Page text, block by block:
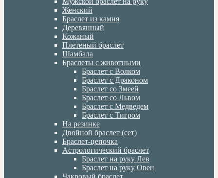
Женский
Браслет из камня
Деревянный
Кожаный
Плетеный браслет
Шамбала
Браслеты с животными
Браслет с Волком
Браслет с Драконом
Браслет со Змеей
Браслет со Львом
Браслет с Медведем
Браслет с Тигром
На резинке
Двойной браслет (сет)
Браслет-цепочка
Астрологический браслет
Браслет на руку Лев
Браслет на руку Овен
Чакровый браслет